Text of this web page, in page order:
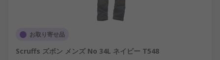
お取り寄せ品
Scruffs ズボン メンズ No 34L ネイビー T548